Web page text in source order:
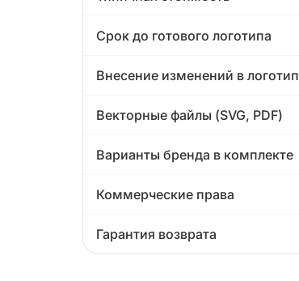
Срок до готового логотипа
Внесение изменений в логотип
Векторные файлы (SVG, PDF)
Варианты бренда в комплекте
Коммерческие права
Гарантия возврата